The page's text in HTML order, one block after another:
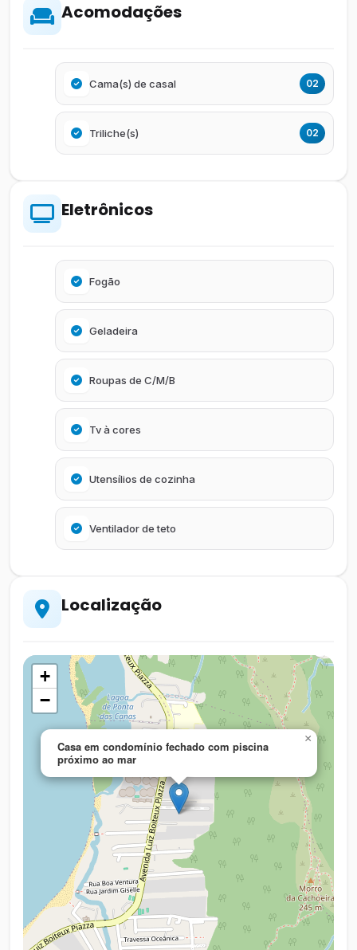
Acomodações
Cama(s) de casal 02
Triliche(s) 02
Eletrônicos
Fogão
Geladeira
Roupas de C/M/B
Tv à cores
Utensílios de cozinha
Ventilador de teto
Localização
Casa em condomínio fechado com piscina
próximo ao mar
×
+
−